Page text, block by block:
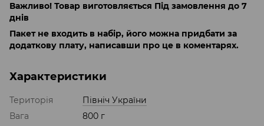
Важливо! Товар виготовляється Під замовлення до 7
днів
Пакет не входить в набір, його можна придбати за
додаткову плату, написавши про це в коментарях.
Характеристики
Територія
Північ України
Вага
800 г